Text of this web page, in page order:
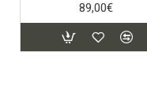
89,00€